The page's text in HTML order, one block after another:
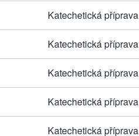
Katechetická příprava
Katechetická příprava
Katechetická příprava
Katechetická příprava
Katechetická příprava